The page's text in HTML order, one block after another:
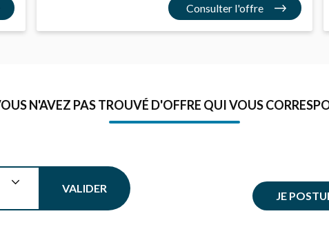
Consulter l'offre
N'AVEZ PAS TROUVÉ D'OFFRE QUI VOUS
VALIDER
JE